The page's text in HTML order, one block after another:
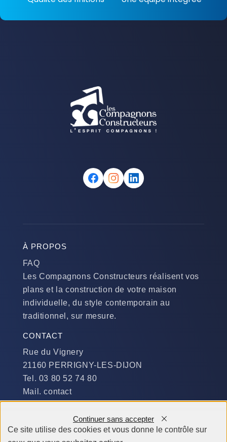
À PROPOS
FAQ
Les Compagnons Constructeurs réalisent vos
plans et la construction de votre maison
individuelle, du style contemporain au
traditionnel, sur mesure.
CONTACT
Rue du Vignery
21160 PERRIGNY-LES-DIJON
Tel. 03 80 52 74 80
Mail. contact
Du Lundi au Jeudi :
Ce site utilise des cookies et vous donne le contrôle sur
Continuer sans accepter